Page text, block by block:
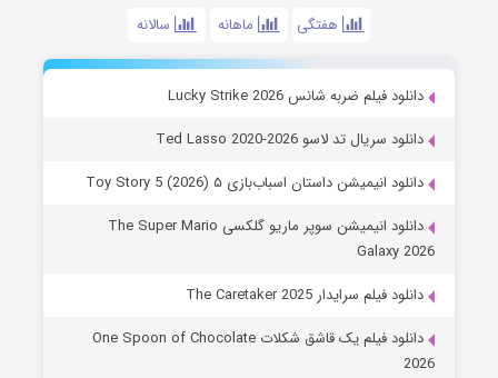
هفتگی ماهانه سالانه
دانلود فیلم ضربه شانس Lucky Strike 2026
دانلود سریال تد لاسو Ted Lasso 2020-2026
دانلود انیمیشن داستان اسباب‌بازی ۵ Toy Story 5 (2026)
دانلود انیمیشن سوپر ماریو گلکسی The Super Mario
Galaxy 2026
دانلود فیلم سرایدار The Caretaker 2025
دانلود فیلم یک قاشق شکلات One Spoon of Chocolate
2026